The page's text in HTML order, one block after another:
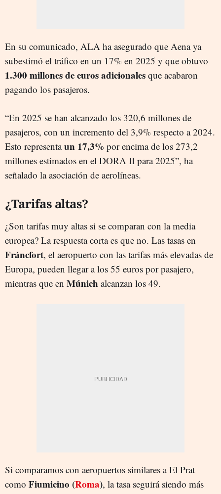
En su comunicado, ALA ha asegurado que Aena ya
subestimó el tráfico en un 17% en 2025 y que obtuvo
1.300 millones de euros adicionales que acabaron
pagando los pasajeros.
“En 2025 se han alcanzado los 320,6 millones de
pasajeros, con un incremento del 3,9% respecto a 2024.
Esto representaun 17,3% por encima de los 273,2
millones estimados en el DORA II para 2025”, ha
señalado la asociación de aerolíneas.
¿Tarifas altas?
¿Son tarifas muy altas si se comparan con la media
europea? La respuesta corta es que no. Las tasas en
Fráncfort, el aeropuerto con las tarifas más elevadas de
Europa, pueden llegar a los 55 euros por pasajero,
mientras que en Múnich alcanzan los 49.
Si comparamos con aeropuertos similares a El Prat
como Fiumicino (Roma), la tasa seguirá siendo más